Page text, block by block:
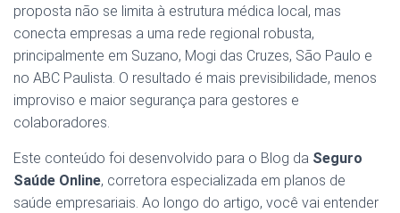
proposta não se limita à estrutura médica local, mas
conecta empresas a uma rede regional robusta,
principalmente em Suzano, Mogi das Cruzes, São Paulo e
no ABC Paulista. O resultado é mais previsibilidade, menos
improviso e maior segurança para gestores e
colaboradores.
Este conteúdo foi desenvolvido para o Blog da Seguro
Saúde Online, corretora especializada em planos de
saúde empresariais. Ao longo do artigo, você vai entender